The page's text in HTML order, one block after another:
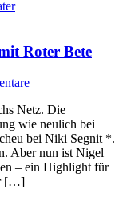
Roter Bete
Netz. Die
wie neulich bei
bei Niki Segnit *.
Aber nun ist Nigel
– ein Highlight für
[…]